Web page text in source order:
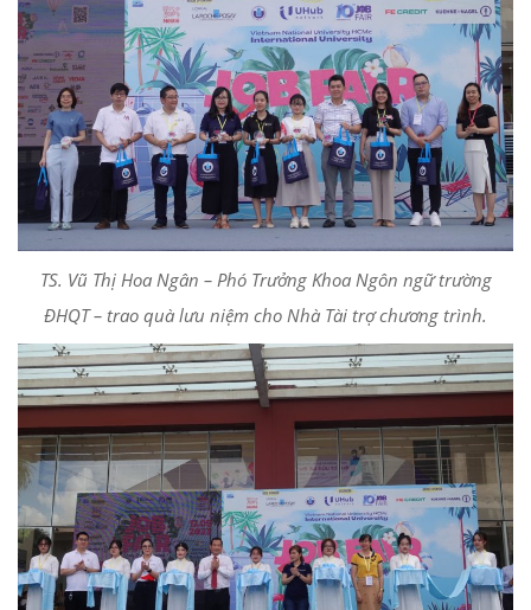
TS. Vũ Thị Hoa Ngân – Phó Trưởng Khoa Ngôn ngữ trường
ĐHQT – trao quà lưu niệm cho Nhà Tài trợ chương trình.